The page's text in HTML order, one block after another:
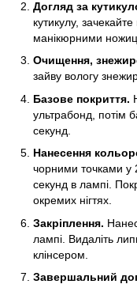
Догляд за
кутикулу,
манікюрними
Очищення,
зайву вологу
Базове покриття.
ультрабонд, потім
секунд.
Нанесення
чорними точками у
секунд в лампі.
окремих нігтях.
Закріплення.
лампі. Видаліть
клінсером.
Завершальний